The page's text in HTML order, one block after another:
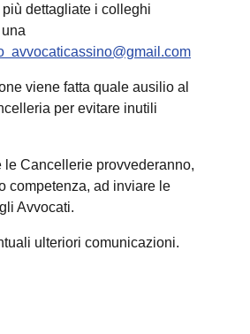
dettagliate i colleghi
avvocaticassino@gmail.com
viene fatta quale ausilio al
per evitare inutili
le Cancellerie provvederanno,
competenza, ad inviare le
Avvocati.
ulteriori comunicazioni.